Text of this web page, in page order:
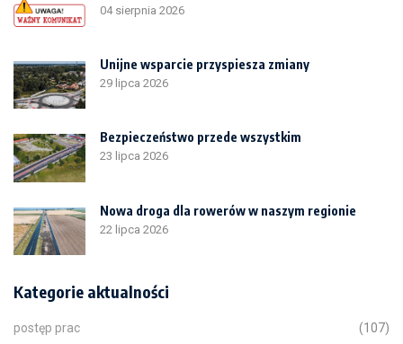
04 sierpnia 2026
Unijne wsparcie przyspiesza zmiany
29 lipca 2026
Bezpieczeństwo przede wszystkim
23 lipca 2026
Nowa droga dla rowerów w naszym regionie
22 lipca 2026
Kategorie aktualności
postęp prac
(107)